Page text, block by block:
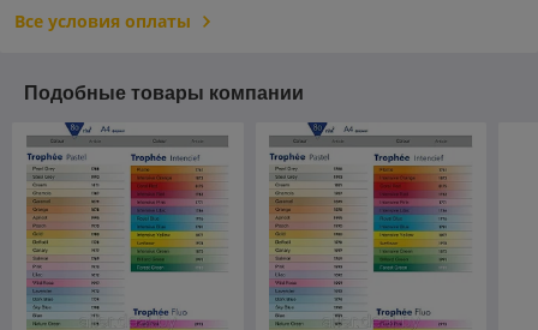
Все условия оплаты
Подобные товары компании